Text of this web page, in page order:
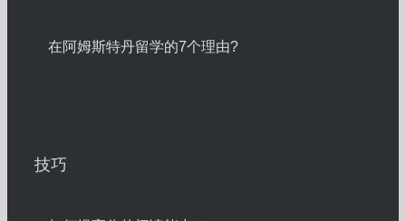
在阿姆斯特丹留学的7个理由?
技巧